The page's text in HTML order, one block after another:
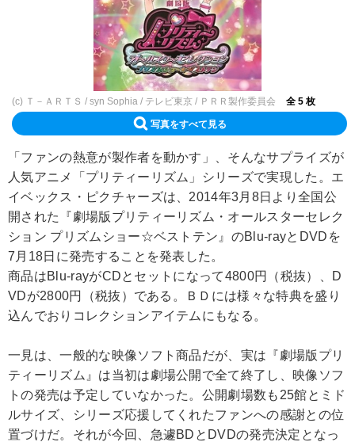
(c) Ｔ－ＡＲＴＳ / syn Sophia / テレビ東京 / ＰＲＲ製作委員会 全 5 枚
写真をすべて見る
「ファンの熱意が製作者を動かす」、そんなサプライズが
人気アニメ「プリティーリズム」シリーズで実現した。エ
イベックス・ピクチャーズは、2014年3月8日より全国公
開された『劇場版プリティーリズム・オールスターセレク
ション プリズムショー☆ベストテン』のBlu-rayとDVDを
7月18日に発売することを発表した。
商品はBlu-rayがCDとセットになって4800円（税抜）、D
VDが2800円（税抜）である。ＢＤには様々な特典を盛り
込んでおりコレクションアイテムにもなる。
一見は、一般的な映像ソフト商品だが、実は『劇場版プリ
ティーリズム』は当初は劇場公開で全て終了し、映像ソフ
トの発売は予定していなかった。公開劇場数も25館とミド
ルサイズ、シリーズ応援してくれたファンへの感謝との位
置づけだ。それが今回、急遽BDとDVDの発売決定となっ